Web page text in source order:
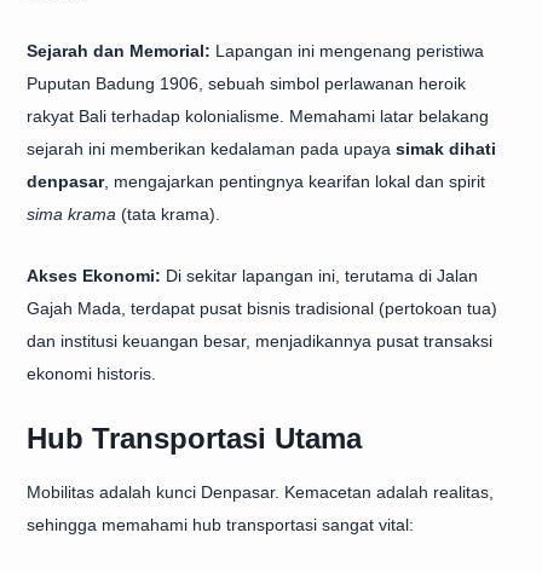
Sejarah dan Memorial: Lapangan ini mengenang peristiwa
Puputan Badung 1906, sebuah simbol perlawanan heroik
rakyat Bali terhadap kolonialisme. Memahami latar belakang
sejarah ini memberikan kedalaman pada upaya simak dihati
denpasar, mengajarkan pentingnya kearifan lokal dan spirit
sima krama (tata krama).
Akses Ekonomi: Di sekitar lapangan ini, terutama di Jalan
Gajah Mada, terdapat pusat bisnis tradisional (pertokoan tua)
dan institusi keuangan besar, menjadikannya pusat transaksi
ekonomi historis.
Hub Transportasi Utama
Mobilitas adalah kunci Denpasar. Kemacetan adalah realitas,
sehingga memahami hub transportasi sangat vital: